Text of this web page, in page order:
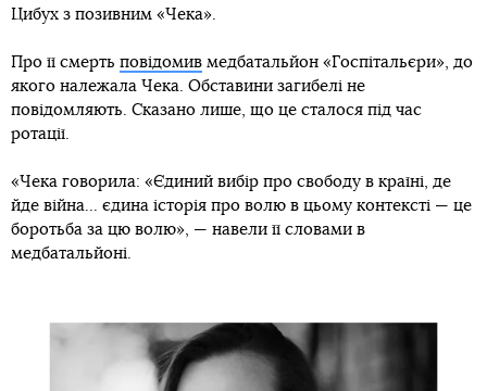
Цибух з позивним «Чека».
Про її смерть повідомив медбатальйон «Госпітальєри», до
якого належала Чека. Обставини загибелі не
повідомляють. Сказано лише, що це сталося під час
ротації.
«Чека говорила: «Єдиний вибір про свободу в країні, де
йде війна... єдина історія про волю в цьому контексті — це
боротьба за цю волю», — навели її словами в
медбатальйоні.